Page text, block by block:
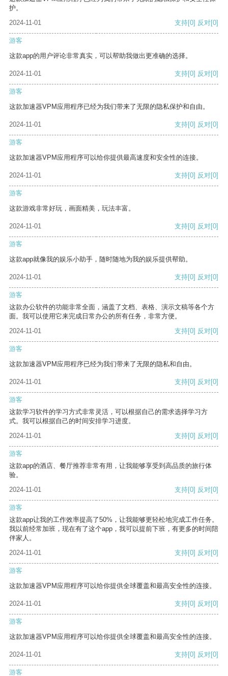
护。
2024-11-01
支持[0] 反对[0]
游客
这款app的用户评论非常真实，可以帮助我做出更准确的选择。
2024-11-01 支持[0] 反对[0]
游客
这款加速器VPM应用程序已经为我们带来了无限的隐私保护和自由。
2024-11-01 支持[0] 反对[0]
游客
这款加速器VPM应用程序可以给你提供最高速度和安全性的连接。
2024-11-01 支持[0] 反对[0]
游客
这款游戏非常好玩，画面精美，玩法丰富。
2024-11-01 支持[0] 反对[0]
游客
这款app就像我的娱乐小助手，随时随地为我的娱乐提供帮助。
2024-11-01 支持[0] 反对[0]
游客
这款办公软件的功能非常全面，涵盖了文档、表格、演示文稿等各个方
面。我可以使用它来完成日常办公的所有任务，非常方便。
2024-11-01
支持[0] 反对[0]
游客
这款加速器VPM应用程序已经为我们带来了无限的隐私和自由。
2024-11-01 支持[0] 反对[0]
游客
这款学习软件的学习方式非常灵活，可以根据自己的需求选择学习方
式。我可以根据自己的时间安排学习进度。
2024-11-01
支持[0] 反对[0]
游客
这款app的酒店、餐厅推荐非常有用，让我能够享受到高品质的旅行体
验。
2024-11-01
支持[0] 反对[0]
游客
这款app让我的工作效率提高了50%，让我能够更轻松地完成工作任务。
我以前经常加班，现在有了这个app，我可以提前下班，有更多的时间陪
伴家人。
2024-11-01
支持[0] 反对[0]
游客
这款加速器VPM应用程序可以给你提供全球覆盖和最高安全性的连接。
2024-11-01 支持[0] 反对[0]
游客
这款加速器VPM应用程序可以给你提供全球覆盖和最高安全性的连接。
2024-11-01 支持[0] 反对[0]
游客